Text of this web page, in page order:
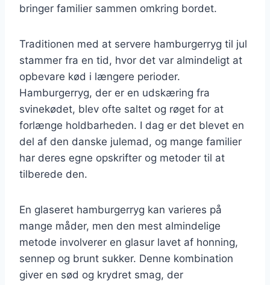
bringer familier sammen omkring bordet.
Traditionen med at servere hamburgerryg til jul
stammer fra en tid, hvor det var almindeligt at
opbevare kød i længere perioder.
Hamburgerryg, der er en udskæring fra
svinekødet, blev ofte saltet og røget for at
forlænge holdbarheden. I dag er det blevet en
del af den danske julemad, og mange familier
har deres egne opskrifter og metoder til at
tilberede den.
En glaseret hamburgerryg kan varieres på
mange måder, men den mest almindelige
metode involverer en glasur lavet af honning,
sennep og brunt sukker. Denne kombination
giver en sød og krydret smag, der